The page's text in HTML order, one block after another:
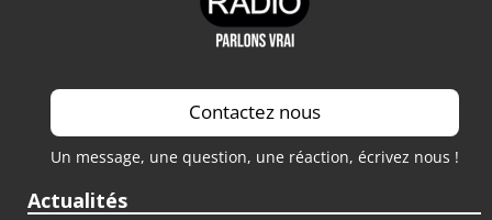
Contactez nous
Un message, une question, une réaction, écrivez nous !
Actualités